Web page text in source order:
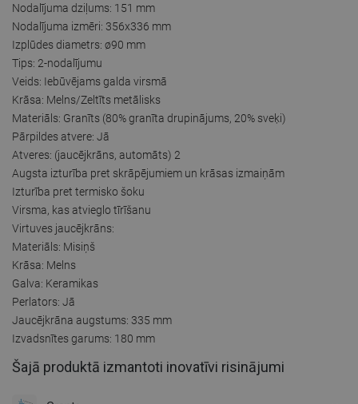
Nodalījuma dziļums: 151 mm
Nodalījuma izmēri: 356x336 mm
Izplūdes diametrs: ø90 mm
Tips: 2-nodalījumu
Veids: Iebūvējams galda virsmā
Krāsa: Melns/Zeltīts metālisks
Materiāls: Granīts (80% granīta drupinājums, 20% sveķi)
Pārpildes atvere: Jā
Atveres: (jaucējkrāns, automāts) 2
Augsta izturība pret skrāpējumiem un krāsas izmaiņām
Izturība pret termisko šoku
Virsma, kas atvieglo tīrīšanu
Virtuves jaucējkrāns:
Materiāls: Misiņš
Krāsa: Melns
Galva: Keramikas
Perlators: Jā
Jaucējkrāna augstums: 335 mm
Izvadsnītes garums: 180 mm
Šajā produktā izmantoti inovatīvi risinājumi